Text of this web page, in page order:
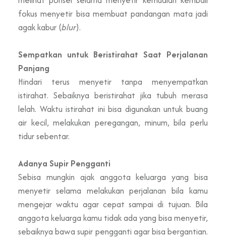
fokus menyetir bisa membuat pandangan mata jadi
agak kabur (blur).
Sempatkan untuk Beristirahat Saat Perjalanan
Panjang
Hindari terus menyetir tanpa menyempatkan
istirahat. Sebaiknya beristirahat jika tubuh merasa
lelah. Waktu istirahat ini bisa digunakan untuk buang
air kecil, melakukan peregangan, minum, bila perlu
tidur sebentar.
Adanya Supir Pengganti
Sebisa mungkin ajak anggota keluarga yang bisa
menyetir selama melakukan perjalanan bila kamu
mengejar waktu agar cepat sampai di tujuan. Bila
anggota keluarga kamu tidak ada yang bisa menyetir,
sebaiknya bawa supir pengganti agar bisa bergantian.